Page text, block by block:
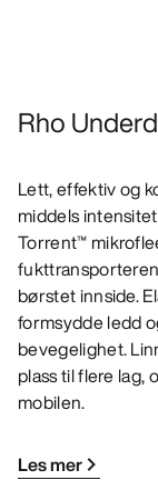
Rho
Lett, effektiv og
middels
Torrent™
børstet innside.
formsydde ledd
bevegelighet.
plass til flere lag,
mobilen.
Les mer